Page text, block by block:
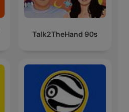
Talk2TheHand 90s